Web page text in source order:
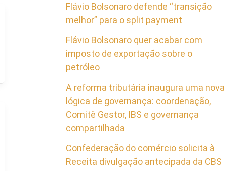
Flávio Bolsonaro defende “transição
melhor” para o split payment
Flávio Bolsonaro quer acabar com
imposto de exportação sobre o
petróleo
A reforma tributária inaugura uma nova
lógica de governança: coordenação,
Comitê Gestor, IBS e governança
compartilhada
Confederação do comércio solicita à
Receita divulgação antecipada da CBS